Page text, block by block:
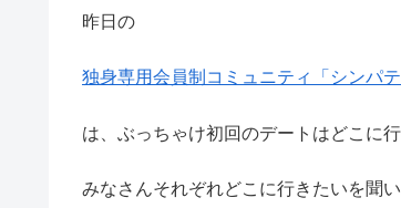
昨日の
独身専用会員制コミュニティ「シンパテ
は、ぶっちゃけ初回のデートはどこに
みなさんそれぞれどこに行きたいを聞